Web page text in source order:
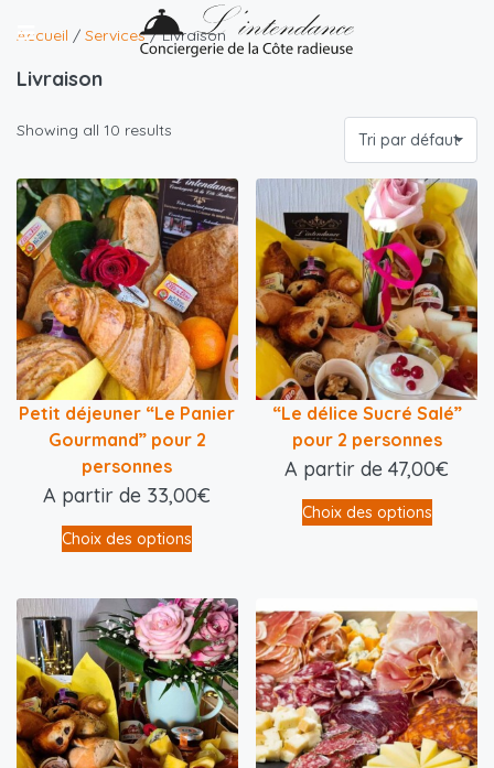
Accueil / Services/ Livraison
Livraison
Showing all 10 results Tri par défaut
Petit déjeuner “Le Panier
Gourmand” pour 2
personnes
A partir de 33,00€
Choix des options
“Le délice Sucré Salé”
pour 2 personnes
A partir de47,00€
Choix des options